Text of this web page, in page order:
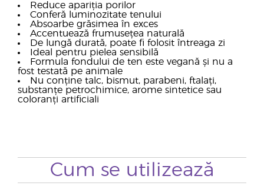
Reduce apariția porilor
Conferă luminozitate tenului
Absoarbe grăsimea în exces
Accentuează frumusețea naturală
De lungă durată, poate fi folosit întreaga zi
Ideal pentru pielea sensibilă
Formula fondului de ten este vegană și nu a
fost testată pe animale
Nu conține talc, bismut, parabeni, ftalați,
substanțe petrochimice, arome sintetice sau
coloranți artificiali
Cum se utilizează